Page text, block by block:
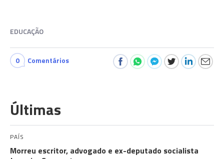
EDUCAÇÃO
0 Comentários
Últimas
PAÍS
Morreu escritor, advogado e ex-deputado socialista